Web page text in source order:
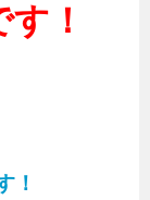
！
！